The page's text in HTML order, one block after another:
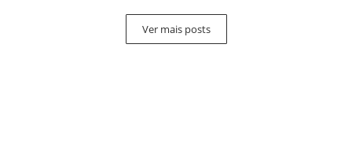
Ver mais posts